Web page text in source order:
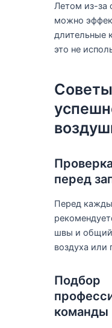
Летом из-за
можно
длительные
это не
перед
Перед
швы и общий
воздуха или
Подбор
команды